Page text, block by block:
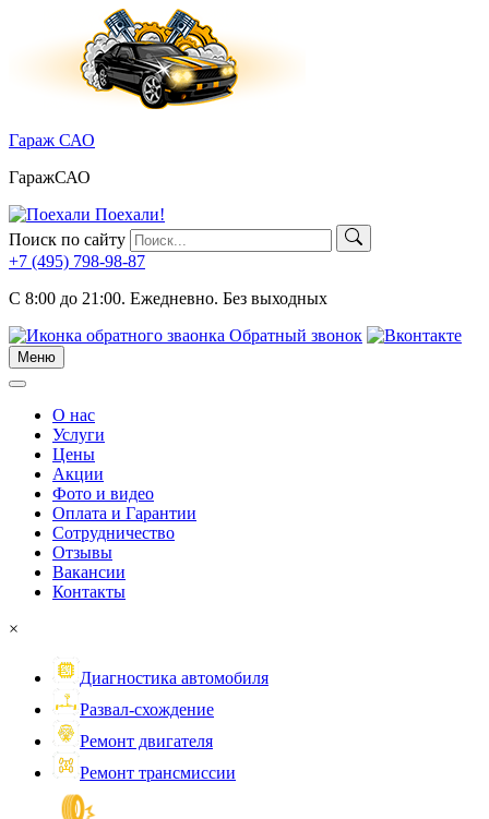
Гараж САО
ГаражСАО
Поехали!
Поиск по сайту
+7 (495) 798-98-87
C 8:00 до 21:00. Ежедневно. Без выходных
Обратный звонок
Меню
Меню
О нас
Услуги
Цены
Акции
Фото и видео
Оплата и Гарантии
Сотрудничество
Отзывы
Вакансии
Контакты
×
Диагностика автомобиля
Развал-схождение
Ремонт двигателя
Ремонт трансмиссии